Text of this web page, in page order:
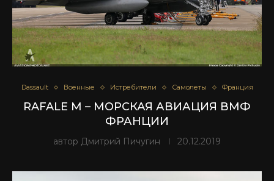
Dassault Военные Истребители Самолеты Франция
RAFALE M – МОРСКАЯ АВИАЦИЯ ВМФ
ФРАНЦИИ
автор Дмитрий Пичугин 20.12.2019